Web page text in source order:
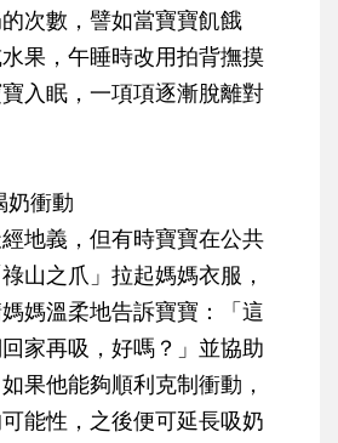
次數，譬如當寶寶飢餓
果，午睡時改用拍背撫摸
入眠，一項項逐漸脫離對
奶衝動
地義，但有時寶寶在公共
山之爪」拉起媽媽衣服，
媽溫柔地告訴寶寶：「這
家再吸，好嗎？」並協助
果他能夠順利克制衝動，
能性，之後便可延長吸奶